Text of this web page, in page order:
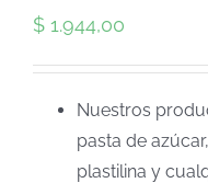
$ 1.944,00
Nuestros
pasta de
plastilina y